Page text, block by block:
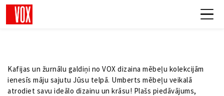
Kafijas un žurnālu galdiņi no VOX dizaina mēbeļu kolekcijām
ienesīs māju sajutu Jūsu telpā. Umberts mēbeļu veikalā
atrodiet savu ideālo dizainu un krāsu! Plašs piedāvājums,